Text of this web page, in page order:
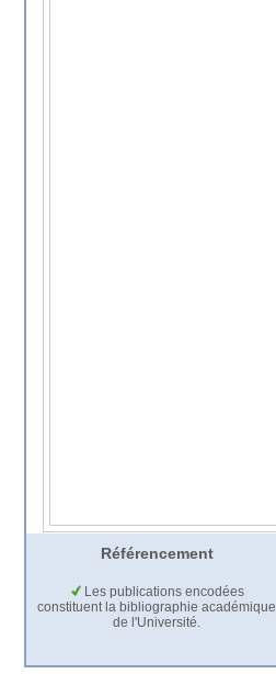
Référencement
Les publications encodées
constituent la bibliographie académique
de l'Université.